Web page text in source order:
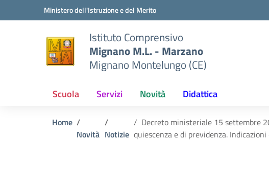
Vai ai contenuti
Vai al menu di navigazioneMinistero dell'Istruzione e del Merito
Istituto Comprensivo
Mignano M.L. - Marzano
Mignano Montelungo (CE)
Scuola Servizi Novità Didattica
Home
Novità Notizie
Decreto ministeriale 15 settembre
quiescenza e di previdenza.